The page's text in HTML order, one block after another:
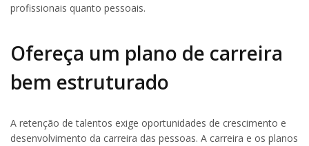
profissionais quanto pessoais.
Ofereça um plano de carreira
bem estruturado
A retenção de talentos exige oportunidades de crescimento e
desenvolvimento da carreira das pessoas. A carreira e os planos